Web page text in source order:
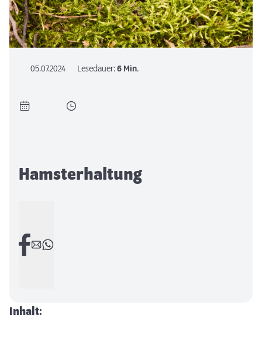
05.07.2024 Lesedauer:6 Min.
Hamsterhaltung
Inhalt: